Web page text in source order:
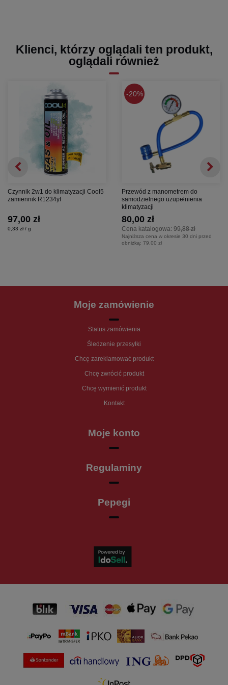
Klienci, którzy oglądali ten produkt,
oglądali również
Czynnik 2w1 do klimatyzacji Cool5
zamiennik R1234yf
97,00 zł
0,33 zł / g
20%
Przewód z manometrem do
samodzielnego uzupełnienia
klimatyzacji
Cena katalogowa: 99,88 zł
80,00 zł
Najniższa cena w okresie 30 dni przed
obniżką: 79,00 zł
Moje zamówienie
Status zamówienia
Śledzenie przesyłki
Chcę zareklamować produkt
Chcę zwrócić produkt
Chcę wymienić produkt
Kontakt
Moje konto
Regulaminy
Pepegi